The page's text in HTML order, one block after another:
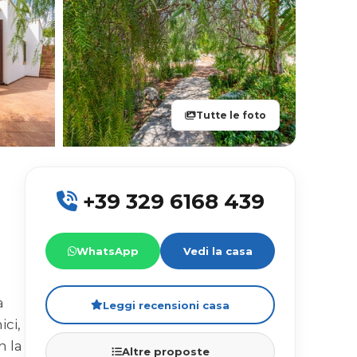
Tutte le foto
la
+39 329 6168 439
WhatsApp Vedi la casa
Leggi recensioni casa
Altre proposte